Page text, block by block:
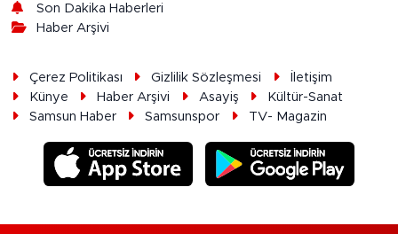
Son Dakika Haberleri
Haber Arşivi
Çerez Politikası Gizlilik Sözleşmesi
İletişim
Künye
Haber Arşivi Asayiş
Kültür-Sanat
Samsun Haber
Samsunspor TV- Magazin